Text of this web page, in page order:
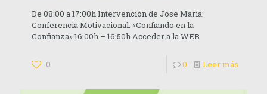
De 08:00 a 17:00h Intervención de Jose María:
Conferencia Motivacional. «Confiando en la
Confianza» 16:00h – 16:50h Acceder a la WEB
0 0 Leer más